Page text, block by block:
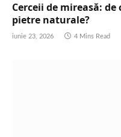
Cerceii de mireasă:
pietre naturale?
iunie 23, 2026 4 Mins Read